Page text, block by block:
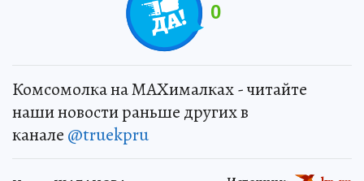
0
Комсомолка на MAXималках - читайте
наши новости раньше других в
канале @truekpru